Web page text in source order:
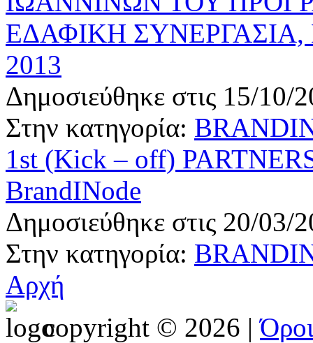
ΕΔΑΦΙΚΗ
2013
Δημοσιεύθηκε στις 15/10/
Στην κατηγορία:
1st (Kick – off)
BrandINode
Δημοσιεύθηκε στις 20/03/
Στην κατηγορία:
Αρχή
copyright © 2026 |